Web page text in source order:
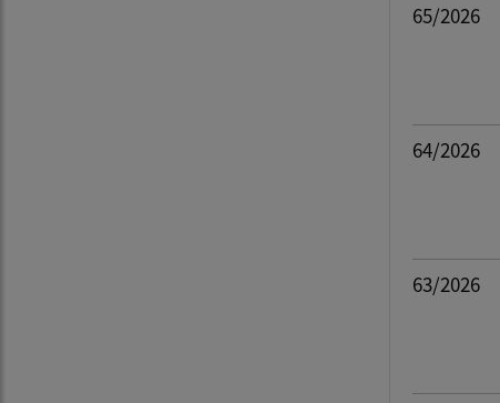
65/2026
64/2026
63/2026